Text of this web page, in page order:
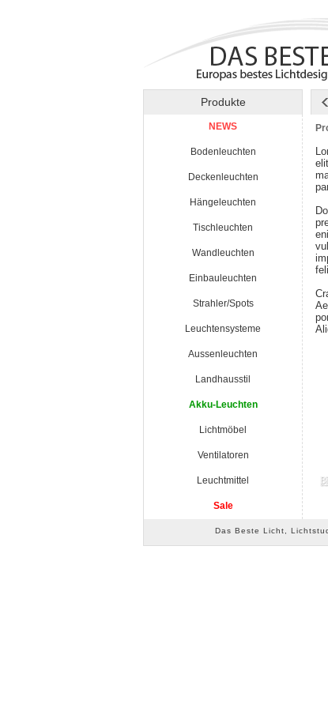
Produkte
NEWS
Bodenleuchten
Deckenleuchten
Hängeleuchten
Tischleuchten
Wandleuchten
Einbauleuchten
Strahler/Spots
Leuchtensysteme
Aussenleuchten
Landhausstil
Akku-Leuchten
Lichtmöbel
Ventilatoren
Leuchtmittel
Sale
Das Beste Licht,